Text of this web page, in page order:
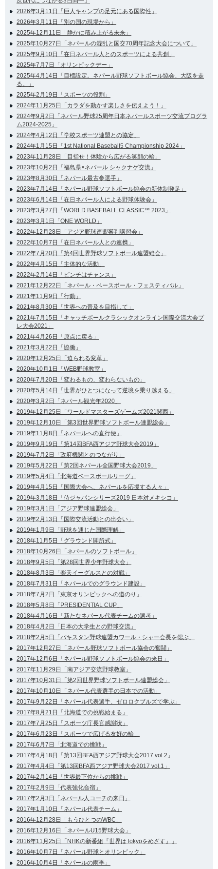
2026年3月11日「巨人キャンプの足元にある国際性」
2026年3月11日「別の国の現場から」
2025年12月11日「静かに積み上がる未来」
2025年10月27日「ネパールの混乱と国交70周年記念大会について」
2025年9月10日「在日ネパール人とのスポーツによる共創」
2025年7月7日「オリンピックデー」
2025年4月14日「目標設定。ネパール野球ソフトボール協会、大阪を走
る。」
2025年2月19日「スポーツの役割」
2024年11月25日「カラダを動かす楽しさを伝えよう！」
2024年9月2日「ネパール野球25周年日本ネパールスポーツ交流プログラ
ム2024-2025」
2024年4月12日「学校スポーツ連盟との協定」
2024年1月15日「1st National Baseball5 Championship 2024」
2023年11月28日「目指せ！体験から広がる笑顔の輪」
2023年10月2日「福島県×ネパール シャクナゲ交流」
2023年8月30日「ネパール最古参選手」
2023年7月14日「ネパール野球ソフトボール協会の新体制発足」
2023年6月14日「在日ネパール人による野球体験会」
2023年3月27日「WORLD BASEBALL CLASSIC™ 2023」
2023年3月1日「ONE WORLD」
2022年12月28日「アジア野球連盟審判講習会」
2022年10月7日「在日ネパール人との連携」
2022年7月20日「第4回世界野球ソフトボール連盟総会」
2022年4月15日「主体的な活動」
2022年2月14日「ピンチはチャンス」
2021年12月22日「ネパール・ベースボール・フェスティバル」
2021年11月9日「行動」
2021年8月30日「世界への普及を目指して」
2021年7月15日「キャッチボールクラシックオンライン国際交流大会プ
レ大会2021」
2021年4月26日「原点に戻る」
2021年3月22日「協働」
2020年12月25日「迫られる変革」
2020年10月1日「WEB野球教室」
2020年7月20日「変わるもの、変わらないもの」
2020年5月14日「世界がひとつになって逆境を乗り越える」
2020年3月2日「ネパール観光年2020」
2019年12月25日「ワールドマスターズゲームズ2021関西」
2019年12月10日「第3回世界野球ソフトボール連盟総会」
2019年11月8日「ネパールへの直行便」
2019年9月19日「第14回BFA西アジア野球大会2019」
2019年7月2日「政府機関とのつながり」
2019年5月22日「第2回ネパール全国野球大会2019」
2019年5月4日「北海道ベースボールリーグ」
2019年4月15日「国際大会へ、ネパールを応援する人々」
2019年3月18日「侍ジャパンシリーズ2019 日本対メキシコ」
2019年3月1日「アジア野球連盟総会」
2019年2月13日「国際交流活動との出会い」
2019年1月9日「野球を通じた国際理解」
2018年11月5日「グラウンド開所式」
2018年10月26日「ネパールのソフトボール」
2018年9月5日「第28回世界少年野球大会」
2018年8月3日「楽天イーグルスとの対戦」
2018年7月31日「ネパールでのグラウンド建設」
2018年7月2日「東京オリンピックへの道のり」
2018年5月8日「PRESIDENTIAL CUP」
2018年4月16日「新たなネパール代表チームの選考」
2018年4月2日「日本の大学生との野球交流」
2018年2月5日「パキスタン野球連盟カワール・シャー会長を偲ぶ」
2017年12月27日「ネパール野球ソフトボール協会の奮闘」
2017年12月6日「ネパール野球ソフトボール協会の来日」
2017年11月29日「南アジア交流野球教室」
2017年10月31日「第2回世界野球ソフトボール連盟総会」
2017年10月10日「ネパール代表選手の日本での活動」
2017年9月22日「ネパール代表選手、ゼロロクブルズで学ぶ」
2017年8月21日「北海道での挑戦始まる」
2017年7月25日「スポーツ庁長官感謝状」
2017年6月23日「スポーツで広げる友好の輪」
2017年6月7日「北海道での挑戦」
2017年4月18日「第13回BFA西アジア野球大会2017 vol.2」
2017年4月4日「第13回BFA西アジア野球大会2017 vol.1」
2017年2月14日「世界最下位からの挑戦」
2017年2月9日「代表強化合宿」
2017年2月3日「ネパール人コーチの来日」
2017年1月10日「ネパール代表チーム」
2016年12月28日「もうひとつのWBC」
2016年12月16日「ネパールU15野球大会」
2016年11月25日「NHKの新番組『世界はTokyoをめざす』」
2016年10月7日「ネパール野球とオリンピック」
2016年10月4日「ネパールの雨季」